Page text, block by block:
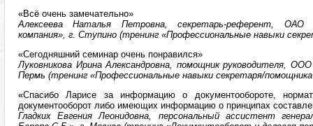
«Всё очень замечательно»
Алексеева Наталья Петровна, секретарь-референт, ОАО
компания», г. Ступино (тренинг «Профессиональные навыки
«Сегодняшний семинар очень понравился»
Луковникова Ирина Александровна, помощник руководителя,
Пермь (тренинг «Профессиональные навыки секретаря/
«Спасибо Ларисе за информацию о документообороте,
документооборот либо имеющих информацию о принципах
Гладких Евгения Леонидовна, персональный ассистент